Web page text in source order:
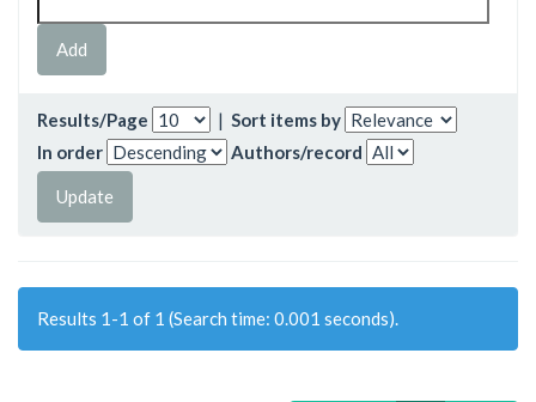
Results/Page | Sort items by
In order
Authors/record
Results 1-1 of 1 (Search time: 0.001 seconds).